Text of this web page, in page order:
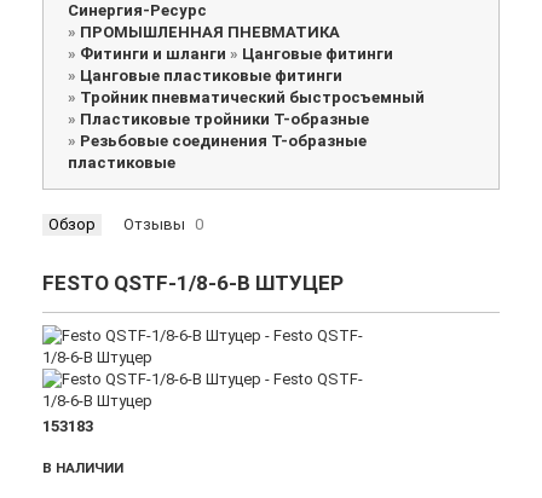
Синергия-Ресурс
» ПРОМЫШЛЕННАЯ ПНЕВМАТИКА
» Фитинги и шланги » Цанговые фитинги
» Цанговые пластиковые фитинги
» Тройник пневматический быстросъемный
» Пластиковые тройники Т-образные
» Резьбовые соединения Т-образные
пластиковые
Обзор Отзывы 0
FESTO QSTF-1/8-6-B ШТУЦЕР
153183
В НАЛИЧИИ